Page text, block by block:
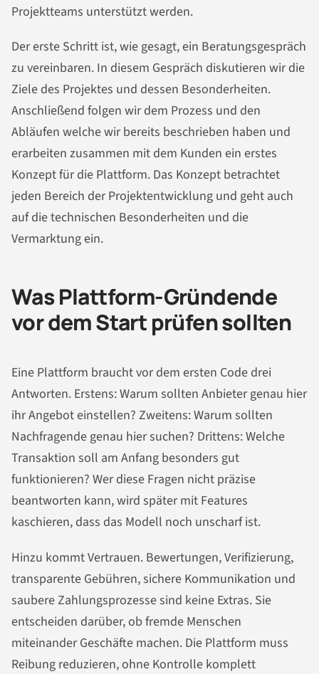
Projektteams unterstützt werden.
Der erste Schritt ist, wie gesagt, ein Beratungsgespräch
zu vereinbaren. In diesem Gespräch diskutieren wir die
Ziele des Projektes und dessen Besonderheiten.
Anschließend folgen wir dem Prozess und den
Abläufen welche wir bereits beschrieben haben und
erarbeiten zusammen mit dem Kunden ein erstes
Konzept für die Plattform. Das Konzept betrachtet
jeden Bereich der Projektentwicklung und geht auch
auf die technischen Besonderheiten und die
Vermarktung ein.
Was Plattform-Gründende
vor dem Start prüfen sollten
Eine Plattform braucht vor dem ersten Code drei
Antworten. Erstens: Warum sollten Anbieter genau hier
ihr Angebot einstellen? Zweitens: Warum sollten
Nachfragende genau hier suchen? Drittens: Welche
Transaktion soll am Anfang besonders gut
funktionieren? Wer diese Fragen nicht präzise
beantworten kann, wird später mit Features
kaschieren, dass das Modell noch unscharf ist.
Hinzu kommt Vertrauen. Bewertungen, Verifizierung,
transparente Gebühren, sichere Kommunikation und
saubere Zahlungsprozesse sind keine Extras. Sie
entscheiden darüber, ob fremde Menschen
miteinander Geschäfte machen. Die Plattform muss
Reibung reduzieren, ohne Kontrolle komplett